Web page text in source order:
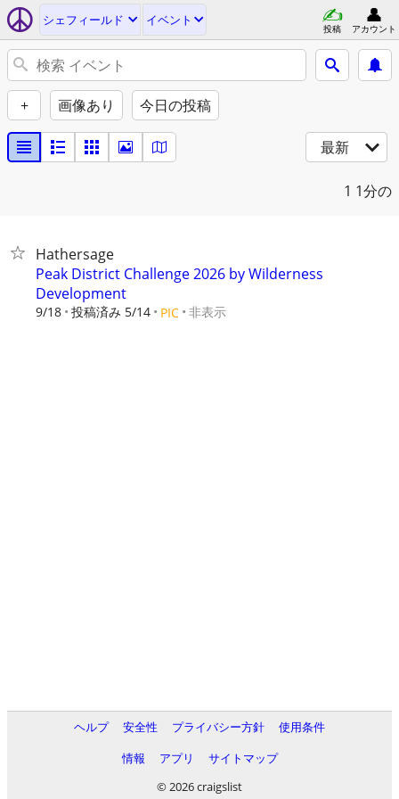
シェフィールド イベント
投稿 アカウント
+ 画像あり 今日の投稿
最新
1 1分の
Hathersage
Peak District Challenge 2026 by Wilderness
Development
9/18 投稿済み 5/14 PIC 非表示
ヘルプ 安全性 プライバシー方針
使用条件
情報
アプリ
サイトマップ
© 2026 craigslist